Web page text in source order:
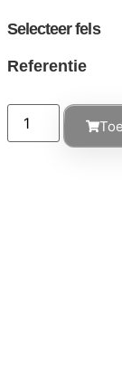
Selecteer fels
Referentie